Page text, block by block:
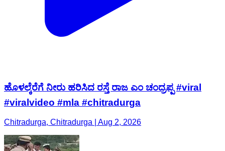
ಹೊಳಲ್ಕೆರೆಗೆ ನೀರು ಹರಿಸಿದ ರಸ್ತೆ ರಾಜ ಎಂ ಚಂದ್ರಪ್ಪ #viral
#viralvideo #mla #chitradurga
Chitradurga, Chitradurga | Aug 2, 2026